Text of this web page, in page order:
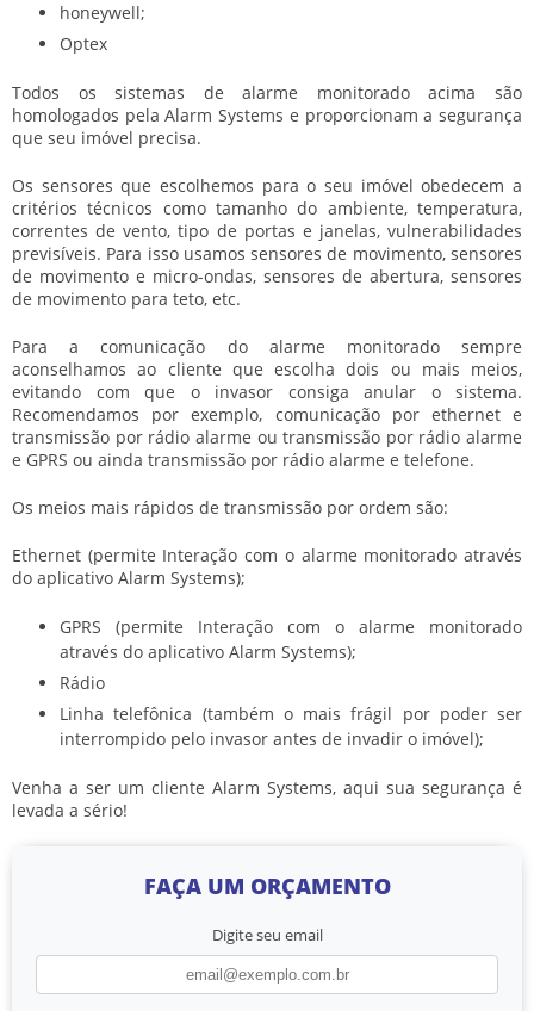
honeywell;
Optex
Todos os sistemas de alarme monitorado acima são
homologados pela Alarm Systems e proporcionam a segurança
que seu imóvel precisa.
Os sensores que escolhemos para o seu imóvel obedecem a
critérios técnicos como tamanho do ambiente, temperatura,
correntes de vento, tipo de portas e janelas, vulnerabilidades
previsíveis. Para isso usamos sensores de movimento, sensores
de movimento e micro-ondas, sensores de abertura, sensores
de movimento para teto, etc.
Para a comunicação do alarme monitorado sempre
aconselhamos ao cliente que escolha dois ou mais meios,
evitando com que o invasor consiga anular o sistema.
Recomendamos por exemplo, comunicação por ethernet e
transmissão por rádio alarme ou transmissão por rádio alarme
e GPRS ou ainda transmissão por rádio alarme e telefone.
Os meios mais rápidos de transmissão por ordem são:
Ethernet (permite Interação com o alarme monitorado através
do aplicativo Alarm Systems);
GPRS (permite Interação com o alarme monitorado
através do aplicativo Alarm Systems);
Rádio
Linha telefônica (também o mais frágil por poder ser
interrompido pelo invasor antes de invadir o imóvel);
Venha a ser um cliente Alarm Systems, aqui sua segurança é
levada a sério!
FAÇA UM ORÇAMENTO
Digite seu email